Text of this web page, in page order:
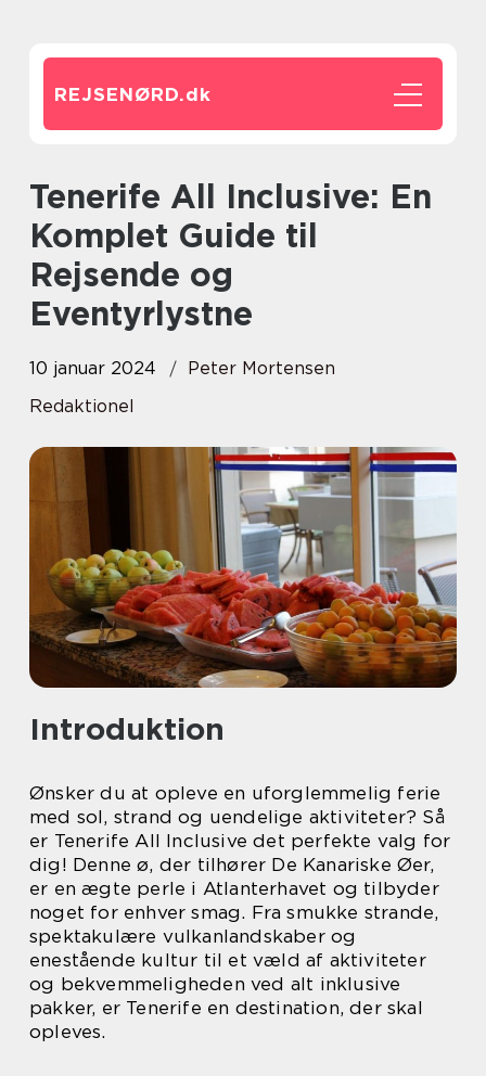
REJSENØRD.dk
Tenerife All Inclusive: En
Komplet Guide til
Rejsende og
Eventyrlystne
10 januar 2024
Peter Mortensen
Redaktionel
Introduktion
Ønsker du at opleve en uforglemmelig ferie
med sol, strand og uendelige aktiviteter? Så
er Tenerife All Inclusive det perfekte valg for
dig! Denne ø, der tilhører De Kanariske Øer,
er en ægte perle i Atlanterhavet og tilbyder
noget for enhver smag. Fra smukke strande,
spektakulære vulkanlandskaber og
enestående kultur til et væld af aktiviteter
og bekvemmeligheden ved alt inklusive
pakker, er Tenerife en destination, der skal
opleves.